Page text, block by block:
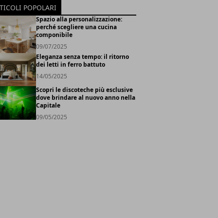
POPOLARI
Spazio alla personalizzazione:
perché scegliere una cucina
componibile
09/07/2025
Eleganza senza tempo: il ritorno
dei letti in ferro battuto
14/05/2025
Scopri le discoteche più esclusive
dove brindare al nuovo anno nella
Capitale
09/05/2025